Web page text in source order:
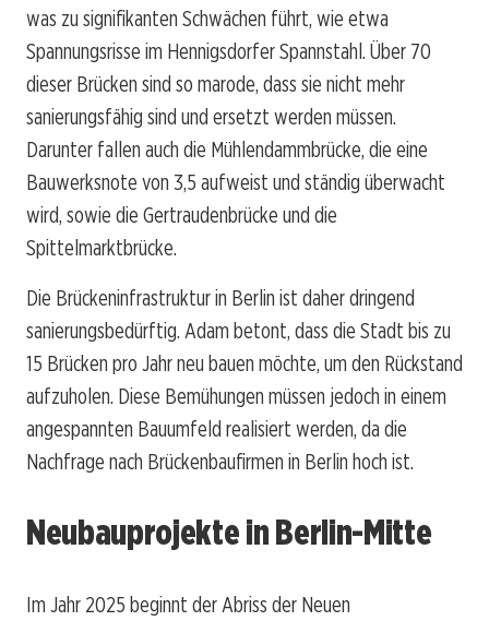
was zu signifikanten Schwächen führt, wie etwa
Spannungsrisse im Hennigsdorfer Spannstahl. Über 70
dieser Brücken sind so marode, dass sie nicht mehr
sanierungsfähig sind und ersetzt werden müssen.
Darunter fallen auch die Mühlendammbrücke, die eine
Bauwerksnote von 3,5 aufweist und ständig überwacht
wird, sowie die Gertraudenbrücke und die
Spittelmarktbrücke.
Die Brückeninfrastruktur in Berlin ist daher dringend
sanierungsbedürftig. Adam betont, dass die Stadt bis zu
15 Brücken pro Jahr neu bauen möchte, um den Rückstand
aufzuholen. Diese Bemühungen müssen jedoch in einem
angespannten Bauumfeld realisiert werden, da die
Nachfrage nach Brückenbaufirmen in Berlin hoch ist.
Neubauprojekte in Berlin-Mitte
Im Jahr 2025 beginnt der Abriss der Neuen